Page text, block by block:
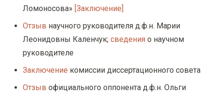
Ломоносова» [Заключение]
Отзыв научного руководителя д.ф.н. Марии
Леонидовны Каленчук; сведения о научном
руководителе
Заключение комиссии диссертационного совета
Отзыв официального оппонента д.ф.н. Ольги